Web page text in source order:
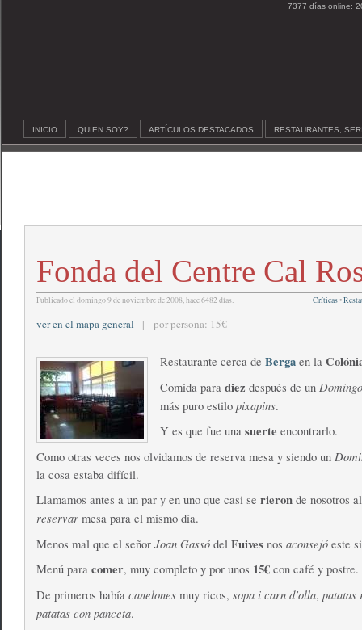
7377 días online:
INICIO QUIEN SOY? ARTÍCULOS DESTACADOS RESTAURANTES,
Fonda del Centre Cal
Publicado el domingo 9 de noviembre de 2008, hace 6482 días. Críticas•
ver en el mapa general | por persona: 15€
Restaurante cerca de Bergaen la
Comida para diez después de un Domingo
más puro estilo pixapins.
Y es que fue una suerte encontrarlo.
Como otras veces nos olvidamos de reserva mesa y siendo un
la cosa estaba difícil.
Llamamos antes a un par y en uno que casi se rieronde nosotros
reservarmesa para el mismo día.
Menos mal que el señor Joan Gassódel Fuivesnos aconsejóeste
Menú para comer, muy completo y por unos 15€con café y postre.
De primeros había canelonesmuy ricos, sopa i carn d’olla, patatas
patatas con panceta.